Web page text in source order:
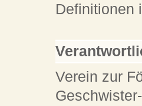
Definitionen
Verein zur